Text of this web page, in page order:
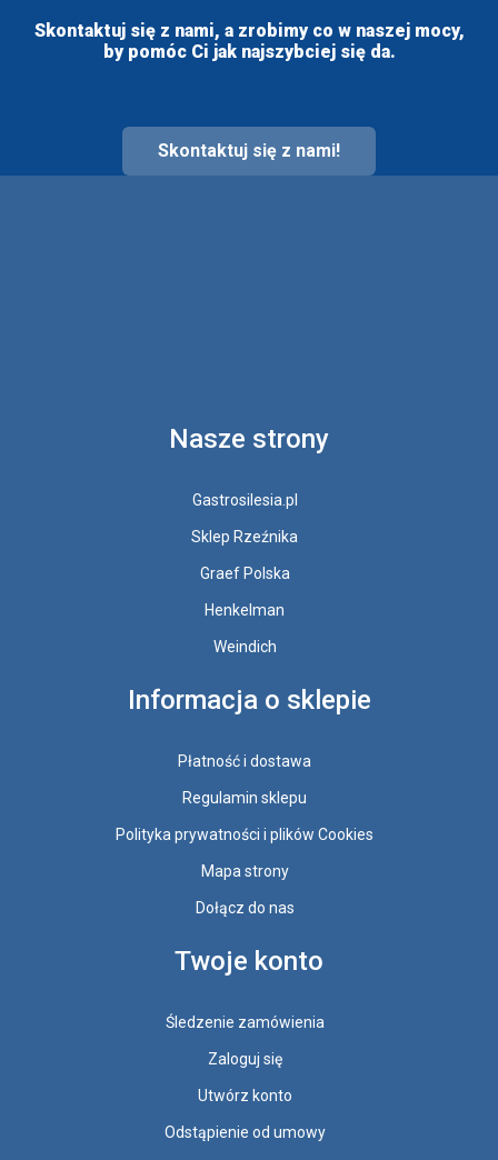
Skontaktuj się z nami, a zrobimy co w naszej mocy,
by pomóc Ci jak najszybciej się da.
Skontaktuj się z nami!
Nasze strony
Gastrosilesia.pl
Sklep Rzeźnika
Graef Polska
Henkelman
Weindich
Informacja o sklepie
Płatność i dostawa
Regulamin sklepu
Polityka prywatności i plików Cookies
Mapa strony
Dołącz do nas
Twoje konto
Śledzenie zamówienia
Zaloguj się
Utwórz konto
Odstąpienie od umowy